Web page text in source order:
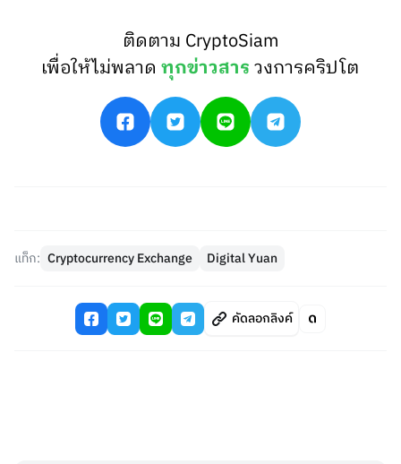
ติดตาม CryptoSiam
เพื่อให้ไม่พลาดทุกข่าวสารวงการคริปโต
แท็ก: Cryptocurrency Exchange Digital Yuan
คัดลอกลิงค์